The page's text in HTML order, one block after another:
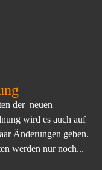
der neuen
wird es auch auf
Änderungen geben.
werden nur noch...